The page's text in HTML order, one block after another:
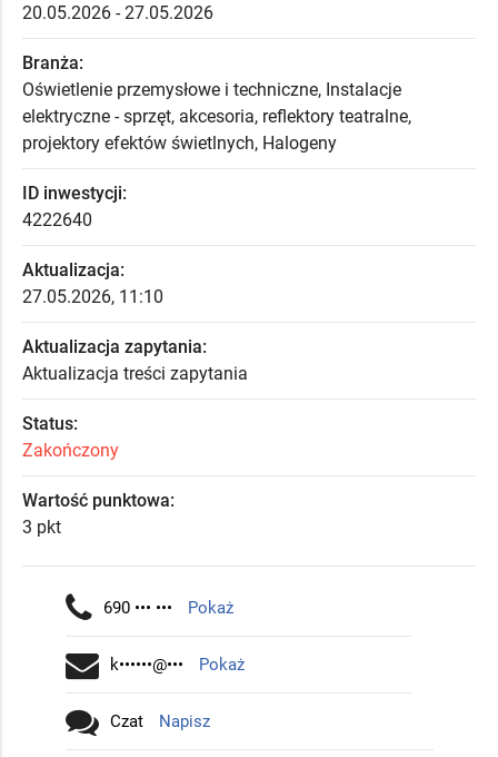
20.05.2026 - 27.05.2026
Branża:
Oświetlenie przemysłowe i techniczne, Instalacje
elektryczne - sprzęt, akcesoria, reflektory teatralne,
projektory efektów świetlnych, Halogeny
ID inwestycji:
4222640
Aktualizacja:
27.05.2026, 11:10
Aktualizacja zapytania:
Aktualizacja treści zapytania
Status:
Zakończony
Wartość punktowa:
3 pkt
690 ••• ••• Pokaż
k••••••@••• Pokaż
Czat Napisz